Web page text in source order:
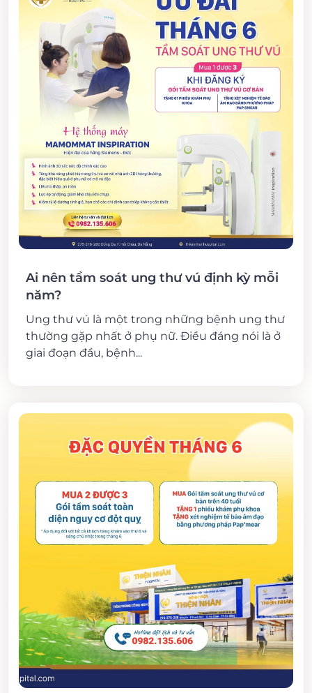
Ai nên tầm soát ung thư vú định kỳ mỗi
năm?
Ung thư vú là một trong những bệnh ung thư
thường gặp nhất ở phụ nữ. Điều đáng nói là ở
giai đoạn đầu, bệnh...